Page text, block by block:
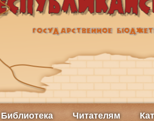
Библиотека Читателям